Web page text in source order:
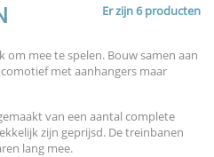
Er zijn 6 producten
mee te spelen. Bouw samen aan
met aanhangers maar
van een aantal complete
zijn geprijsd. De treinbanen
lang mee.